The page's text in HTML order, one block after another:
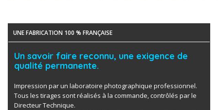
UNE FABRICATION 100 % FRANÇAISE
Un savoir faire reconnu, une exigence de
qualité permanente.
Impression par un laboratoire photographique professionnel.
Tous les tirages sont réalisés à la commande, contrôlés par le
Directeur Technique.